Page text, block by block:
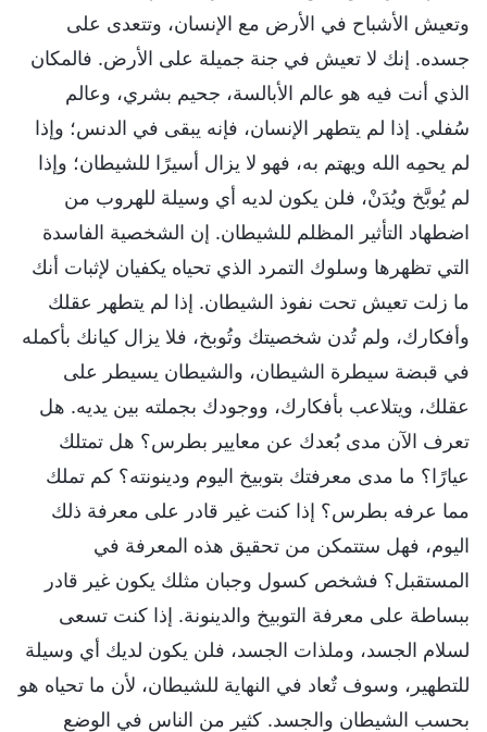
وتعيش الأشباح في الأرض مع الإنسان، وتتعدى على
جسده. إنك لا تعيش في جنة جميلة على الأرض. فالمكان
الذي أنت فيه هو عالم الأبالسة، جحيم بشري، وعالم
سُفلي. إذا لم يتطهر الإنسان، فإنه يبقى في الدنس؛ وإذا
لم يحمِه الله ويهتم به، فهو لا يزال أسيرًا للشيطان؛ وإذا
لم يُوبَّخ ويُدَنْ، فلن يكون لديه أي وسيلة للهروب من
اضطهاد التأثير المظلم للشيطان. إن الشخصية الفاسدة
التي تظهرها وسلوك التمرد الذي تحياه يكفيان لإثبات أنك
ما زلت تعيش تحت نفوذ الشيطان. إذا لم يتطهر عقلك
وأفكارك، ولم تُدن شخصيتك وتُوبخ، فلا يزال كيانك بأكمله
في قبضة سيطرة الشيطان، والشيطان يسيطر على
عقلك، ويتلاعب بأفكارك، ووجودك بجملته بين يديه. هل
تعرف الآن مدى بُعدك عن معايير بطرس؟ هل تمتلك
عيارًا؟ ما مدى معرفتك بتوبيخ اليوم ودينونته؟ كم تملك
مما عرفه بطرس؟ إذا كنت غير قادر على معرفة ذلك
اليوم، فهل ستتمكن من تحقيق هذه المعرفة في
المستقبل؟ فشخص كسول وجبان مثلك يكون غير قادر
ببساطة على معرفة التوبيخ والدينونة. إذا كنت تسعى
لسلام الجسد، وملذات الجسد، فلن يكون لديك أي وسيلة
للتطهير، وسوف تٌعاد في النهاية للشيطان، لأن ما تحياه هو
بحسب الشيطان والجسد. كثير من الناس في الوضع